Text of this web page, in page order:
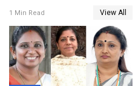
മരണത്തിന് കീഴടങ്ങി
1 Min Read View All